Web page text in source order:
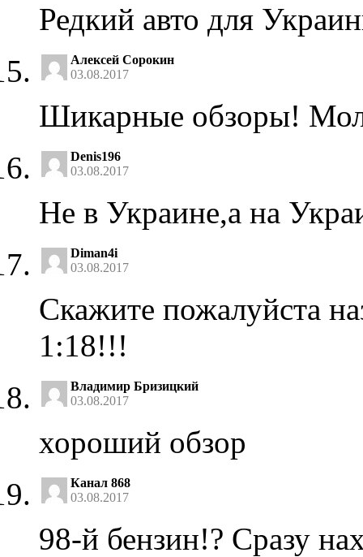
Редкий авто для
Алексей Сорокин
03.08.2017
Шикарные обзоры!
Denis196
03.08.2017
Не в Украине,а на
Diman4i
03.08.2017
Скажите пожалуйста
1:18!!!
Владимир Бризицкий
03.08.2017
хороший обзор
Канал 868
03.08.2017
98-й бензин!? Сразу